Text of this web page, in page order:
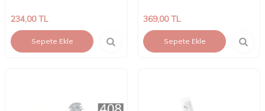
234,00TL
Sepete Ekle
369,00TL
Sepete Ekle